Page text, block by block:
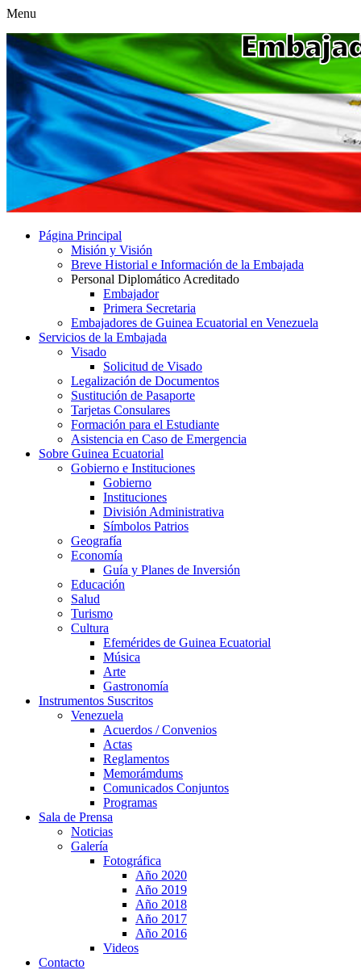
Menu
Página Principal
Misión y Visión
Breve Historial e Información de la Embajada
Personal Diplomático Acreditado
Embajador
Primera Secretaria
Embajadores de Guinea Ecuatorial en Venezuela
Servicios de la Embajada
Visado
Solicitud de Visado
Legalización de Documentos
Sustitución de Pasaporte
Tarjetas Consulares
Formación para el Estudiante
Asistencia en Caso de Emergencia
Sobre Guinea Ecuatorial
Gobierno e Instituciones
Gobierno
Instituciones
División Administrativa
Símbolos Patrios
Geografía
Economía
Guía y Planes de Inversión
Educación
Salud
Turismo
Cultura
Efemérides de Guinea Ecuatorial
Música
Arte
Gastronomía
Instrumentos Suscritos
Venezuela
Acuerdos / Convenios
Actas
Reglamentos
Memorámdums
Comunicados Conjuntos
Programas
Sala de Prensa
Noticias
Galería
Fotográfica
Año 2020
Año 2019
Año 2018
Año 2017
Año 2016
Videos
Contacto